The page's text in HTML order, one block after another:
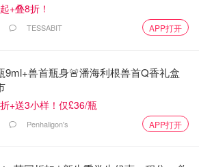
在全球各地拥有超过140家门店，从
丹、罗马，到咱们中国的台湾、澳门
+叠8折！
TESSABIT APP打开
9ml+兽首瓶身🚨潘海利根兽首Q香礼盒
+送3小样！仅£36/瓶
Penhaligon's APP打开